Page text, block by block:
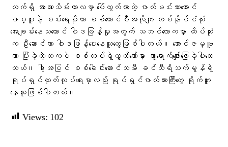
လက်ရှိ အာဏာသိမ်းကာလမှာ ပေါ်ထွက်လာတဲ့ ဇာတ်မင်းသားအောင်
ဇမ္ဗူနဲ့ စမ်းရေမိုးဟာ စစ်ကောင်စီအလိုကျ တစ်နိုင်ငံလုံး
အေးချမ်းနေသယောင် ဝါဒဖြန့်မှုအတွက် သဘင်လောကမှာ ထိပ်ဆုံး
က ဦးဆောင်ကာ ဝါဒဖြန့်ပေးနေသူတွေဖြစ်ပါတယ်။ အောင်ဇမ္ဗူ
ဟာ ပြီးခဲ့တဲ့လကပဲ စစ်တပ်ရဲ့လွှတ်တော်မှာ သွားရောက်ဖျော်ဖြေခဲ့ပါသေး
တယ်။ ဒါ့အပြင် စစ်ခေါင်းဆောင်သမီး ခင်သီရိသက်မွန်ရဲ့
ရုပ်ရှင်ထုတ်လုပ်ရေးမှာလည်း ရုပ်ရှင်ဇာတ်ကားကြီးတွေ ရိုက်ကူး
နေသူဖြစ်ပါတယ်။
Views: 102